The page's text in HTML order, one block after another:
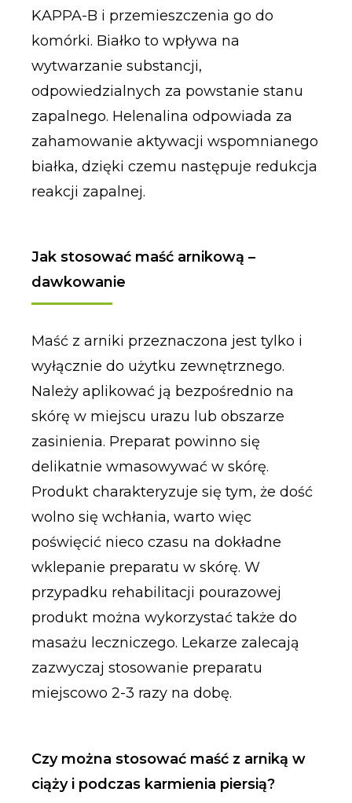
KAPPA-B i przemieszczenia go do
komórki. Białko to wpływa na
wytwarzanie substancji,
odpowiedzialnych za powstanie stanu
zapalnego. Helenalina odpowiada za
zahamowanie aktywacji wspomnianego
białka, dzięki czemu następuje redukcja
reakcji zapalnej.
Jak stosować maść arnikową –
dawkowanie
Maść z arniki przeznaczona jest tylko i
wyłącznie do użytku zewnętrznego.
Należy aplikować ją bezpośrednio na
skórę w miejscu urazu lub obszarze
zasinienia. Preparat powinno się
delikatnie wmasowywać w skórę.
Produkt charakteryzuje się tym, że dość
wolno się wchłania, warto więc
poświęcić nieco czasu na dokładne
wklepanie preparatu w skórę. W
przypadku rehabilitacji pourazowej
produkt można wykorzystać także do
masażu leczniczego. Lekarze zalecają
zazwyczaj stosowanie preparatu
miejscowo 2-3 razy na dobę.
Czy można stosować maść z arniką w
ciąży i podczas karmienia piersią?